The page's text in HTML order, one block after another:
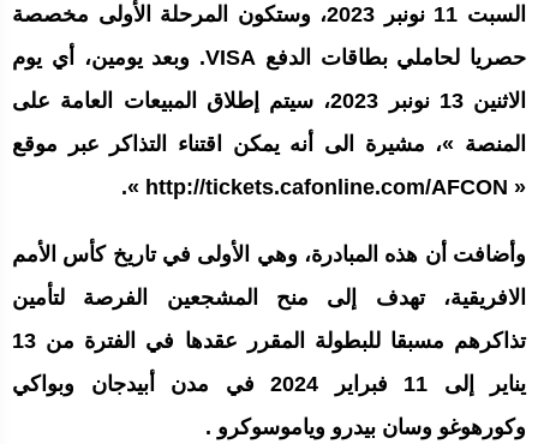
السبت 11 نونبر 2023، وستكون المرحلة الأولى مخصصة
حصريا لحاملي بطاقات الدفع VISA. وبعد يومين، أي يوم
الاثنين 13 نونبر 2023، سيتم إطلاق المبيعات العامة على
المنصة »، مشيرة الى أنه يمكن اقتناء التذاكر عبر موقع
« http://tickets.cafonline.com/AFCON ».
وأضافت أن هذه المبادرة، وهي الأولى في تاريخ كأس الأمم
الافريقية، تهدف إلى منح المشجعين الفرصة لتأمين
تذاكرهم مسبقا للبطولة المقرر عقدها في الفترة من 13
يناير إلى 11 فبراير 2024 في مدن أبيدجان وبواكي
وكورهوغو وسان بيدرو وياموسوكرو .